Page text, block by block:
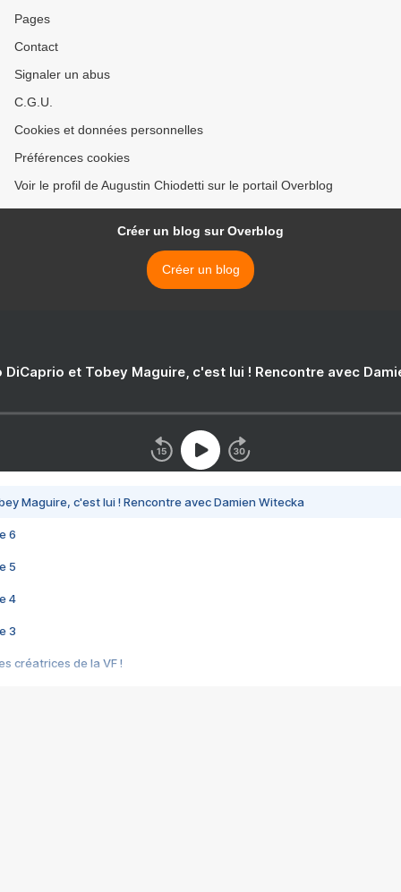
Pages
Contact
Signaler un abus
C.G.U.
Cookies et données personnelles
Préférences cookies
Voir le profil de Augustin Chiodetti sur le portail Overblog
Créer un blog sur Overblog
Créer un blog
DiCaprio et Tobey Maguire, c'est lui ! Rencontre avec
Maguire, c'est lui ! Rencontre avec Damien Witecka
6
5
4
3
créatrices de la VF !